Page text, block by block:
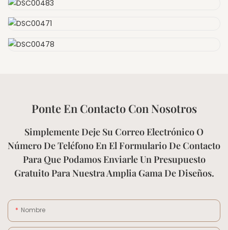
Ponte En Contacto Con Nosotros
Simplemente Deje Su Correo Electrónico O
Número De Teléfono En El Formulario De Contacto
Para Que Podamos Enviarle Un Presupuesto
Gratuito Para Nuestra Amplia Gama De Diseños.
Nombre